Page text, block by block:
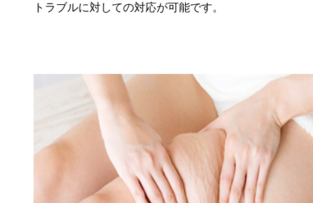
トラブルに対しての対応が可能です。